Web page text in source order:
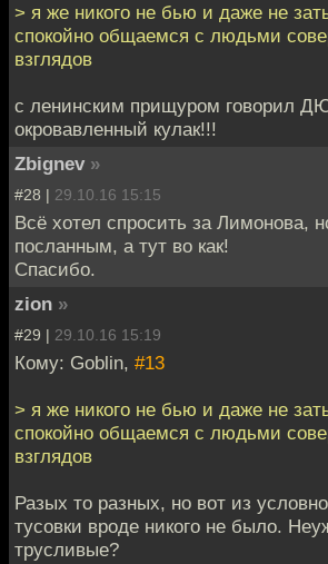
> я же никого не бью и даже не
спокойно общаемся с людьми
взглядов
с ленинским прищуром говорил
окровавленный кулак!!!
Zbignev »
#28 | 29.10.16 15:15
Всё хотел спросить за Лимонова,
посланным, а тут во как!
Спасибо.
zion »
#29 | 29.10.16 15:19
Кому: Goblin, #13
> я же никого не бью и даже не
спокойно общаемся с людьми
взглядов
Разых то разных, но вот из
тусовки вроде никого не было.
трусливые?